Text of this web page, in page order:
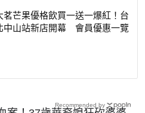
茗芒果優格飲買一送一爆紅！台
中山站新店開幕 會員優惠一覽
Recommended by